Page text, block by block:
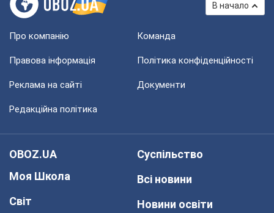
В начало
Про компанію Команда
Правова інформація Політика конфіденційності
Реклама на сайті Документи
Редакційна політика
OBOZ.UA
Моя Школа
Світ
Суспільство
Всі новини
Новини освіти